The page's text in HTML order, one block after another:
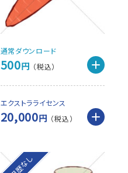
通常ダウンロード
500円
エクストラライセンス
20,000円